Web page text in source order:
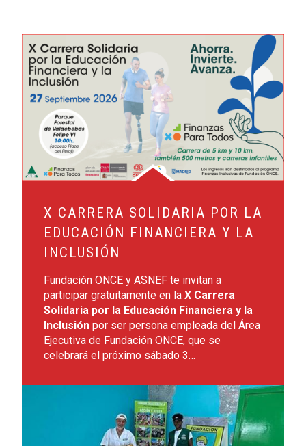
X CARRERA SOLIDARIA POR LA
EDUCACIÓN FINANCIERA Y LA
INCLUSIÓN
Fundación ONCE y ASNEF te invitan a
participar gratuitamente en la X Carrera
Solidaria por la Educación Financiera y la
Inclusión por ser persona empleada del Área
Ejecutiva de Fundación ONCE, que se
celebrará el próximo sábado 3…
Leer más sobre X Carrera Solidaria por la Educación
Leer más sobre Ayúdanos a mantener los hornos